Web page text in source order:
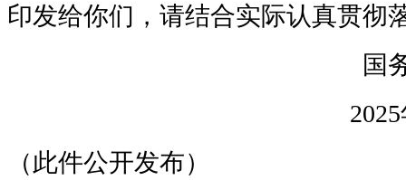
印发给你们，请结合实际认真贯彻
（此件公开发布）